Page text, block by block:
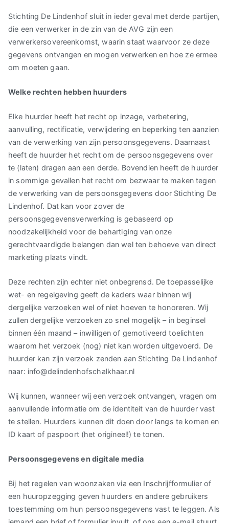
Stichting De Lindenhof sluit in ieder geval met derde partijen,
die een verwerker in de zin van de AVG zijn een
verwerkersovereenkomst, waarin staat waarvoor ze deze
gegevens ontvangen en mogen verwerken en hoe ze ermee
om moeten gaan.
Welke rechten hebben huurders
Elke huurder heeft het recht op inzage, verbetering,
aanvulling, rectificatie, verwijdering en beperking ten aanzien
van de verwerking van zijn persoonsgegevens. Daarnaast
heeft de huurder het recht om de persoonsgegevens over
te (laten) dragen aan een derde. Bovendien heeft de huurder
in sommige gevallen het recht om bezwaar te maken tegen
de verwerking van de persoonsgegevens door Stichting De
Lindenhof. Dat kan voor zover de
persoonsgegevensverwerking is gebaseerd op
noodzakelijkheid voor de behartiging van onze
gerechtvaardigde belangen dan wel ten behoeve van direct
marketing plaats vindt.
Deze rechten zijn echter niet onbegrensd. De toepasselijke
wet- en regelgeving geeft de kaders waar binnen wij
dergelijke verzoeken wel of niet hoeven te honoreren. Wij
zullen dergelijke verzoeken zo snel mogelijk – in beginsel
binnen één maand – inwilligen of gemotiveerd toelichten
waarom het verzoek (nog) niet kan worden uitgevoerd. De
huurder kan zijn verzoek zenden aan Stichting De Lindenhof
naar: info@delindenhofschalkhaar.nl
Wij kunnen, wanneer wij een verzoek ontvangen, vragen om
aanvullende informatie om de identiteit van de huurder vast
te stellen. Huurders kunnen dit doen door langs te komen en
ID kaart of paspoort (het origineel!) te tonen.
Persoonsgegevens en digitale media
Bij het regelen van woonzaken via een Inschrijfformulier of
een huuropzegging geven huurders en andere gebruikers
toestemming om hun persoonsgegevens vast te leggen. Als